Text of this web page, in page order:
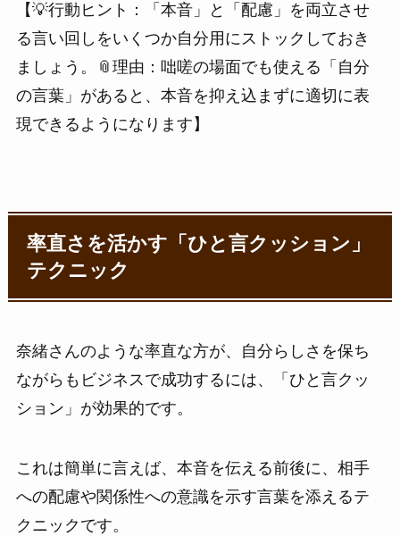
【💡行動ヒント：「本音」と「配慮」を両立させ
る言い回しをいくつか自分用にストックしておき
ましょう。📎理由：咄嗟の場面でも使える「自分
の言葉」があると、本音を抑え込まずに適切に表
現できるようになります】
率直さを活かす「ひと言クッション」
テクニック
奈緒さんのような率直な方が、自分らしさを保ち
ながらもビジネスで成功するには、「ひと言クッ
ション」が効果的です。
これは簡単に言えば、本音を伝える前後に、相手
への配慮や関係性への意識を示す言葉を添えるテ
クニックです。